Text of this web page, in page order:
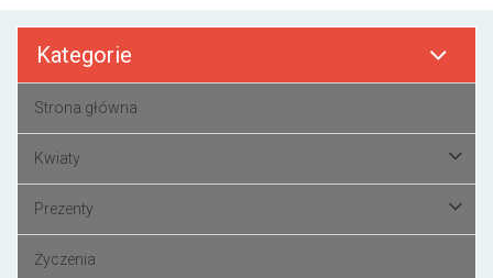
Kategorie
Strona główna
Kwiaty
Prezenty
Życzenia